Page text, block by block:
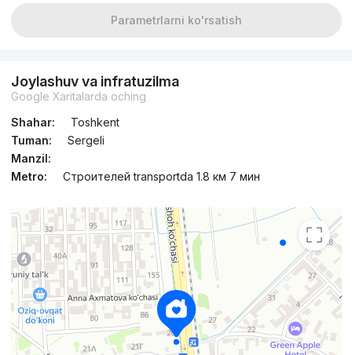
Parametrlarni ko'rsatish
Joylashuv va infratuzilma
Google Xaritalarda oching
Shahar:
Toshkent
Tuman:
Sergeli
Manzil:
Metro:
Строителей transportda 1.8 км 7 мин